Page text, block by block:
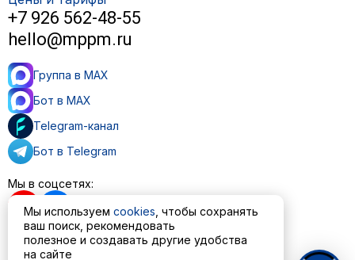
+7 926 562-48-55
hello@mppm.ru
Группа в MAX
Бот в MAX
Telegram-канал
Бот в Telegram
Мы в соцсетях:
Пользовательское соглашение
Мы используем cookies , чтобы сохранять
ваш поиск, рекомендовать
полезное и создавать другие удобства
на сайте